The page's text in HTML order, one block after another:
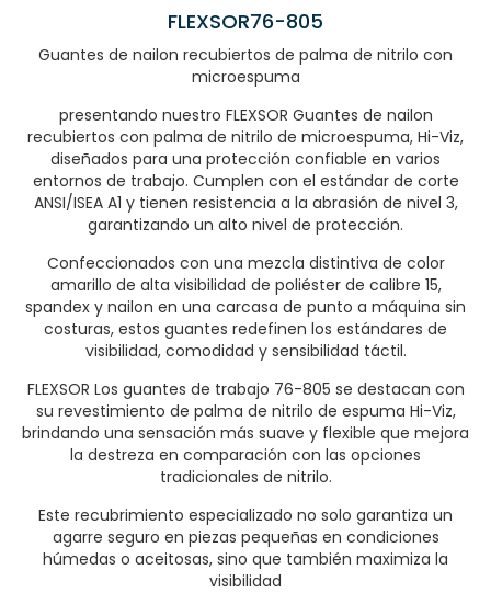
FLEXSOR76-805
Guantes de nailon recubiertos de palma de nitrilo con
microespuma
presentando nuestro FLEXSOR Guantes de nailon
recubiertos con palma de nitrilo de microespuma, Hi-Viz,
diseñados para una protección confiable en varios
entornos de trabajo. Cumplen con el estándar de corte
ANSI/ISEA A1 y tienen resistencia a la abrasión de nivel 3,
garantizando un alto nivel de protección.
Confeccionados con una mezcla distintiva de color
amarillo de alta visibilidad de poliéster de calibre 15,
spandex y nailon en una carcasa de punto a máquina sin
costuras, estos guantes redefinen los estándares de
visibilidad, comodidad y sensibilidad táctil.
FLEXSOR Los guantes de trabajo 76-805 se destacan con
su revestimiento de palma de nitrilo de espuma Hi-Viz,
brindando una sensación más suave y flexible que mejora
la destreza en comparación con las opciones
tradicionales de nitrilo.
Este recubrimiento especializado no solo garantiza un
agarre seguro en piezas pequeñas en condiciones
húmedas o aceitosas, sino que también maximiza la
visibilidad